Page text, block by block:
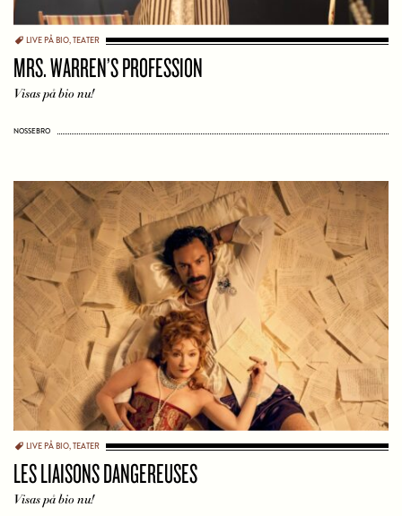
LIVE PÅ BIO,TEATER
MRS. WARREN’S PROFESSION
Visas på bio nu!
NOSSEBRO
LIVE PÅ BIO,TEATER
LES LIAISONS DANGEREUSES
Visas på bio nu!